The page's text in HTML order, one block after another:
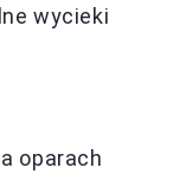
wycieki
oparach